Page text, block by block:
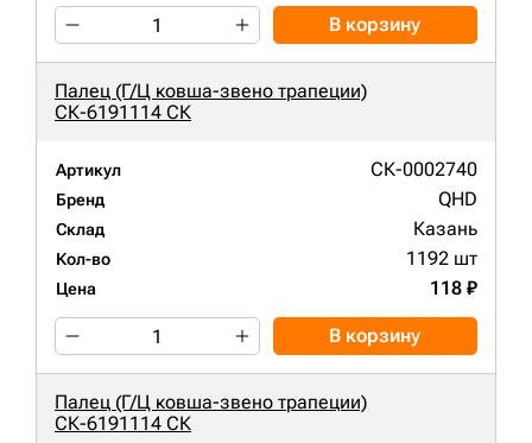
В корзину
Палец (Г/Ц ковша-звено трапеции)
СК-6191114 СК
Артикул СК-0002740
Бренд QHD
Склад Казань
Кол-во 1192 шт
Цена 118 ₽
В корзину
Палец (Г/Ц ковша-звено трапеции)
СК-6191114 СК